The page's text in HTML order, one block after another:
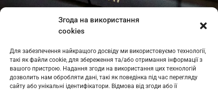
Згода на використання
cookies
Для забезпечення найкращого досвіду ми використовуємо технології,
такі як файли cookie, для збереження та/або отримання інформації з
вашого пристрою. Надання згоди на використання цих технологій
дозволить нам обробляти дані, такі як поведінка під час перегляду
сайту або унікальні ідентифікатори. Відмова від згоди або її
: L11-01410
: L11-01801
Косів: L11-01805
Гарасимів: L11-02274